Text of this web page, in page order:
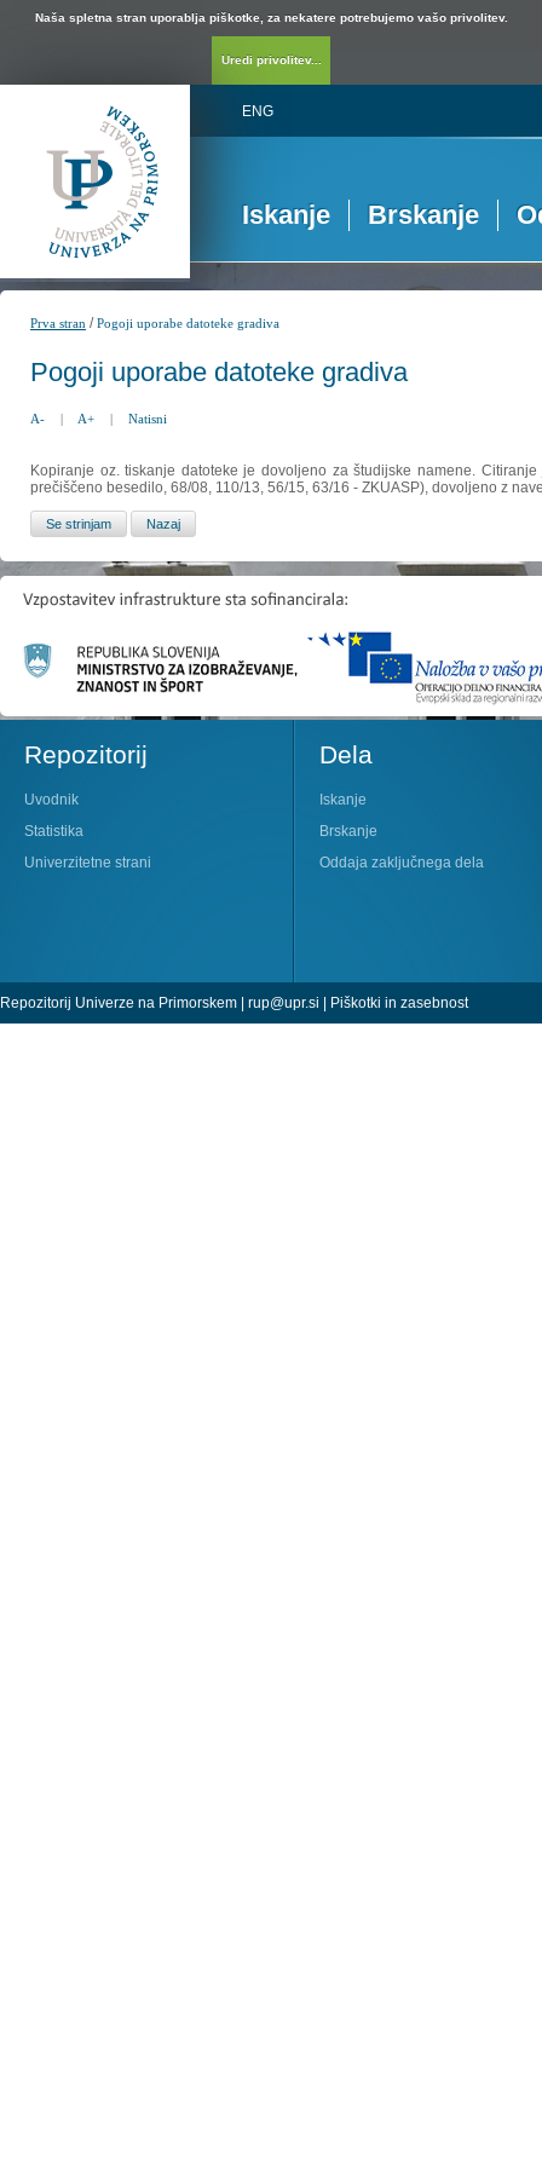
Naša spletna stran uporablja piškotke, za nekatere potrebujemo vašo privolitev.
Uredi privolitev...
ENG
Iskanje Brskanje
Prva stran /Pogoji uporabe datoteke gradiva
Pogoji uporabe datoteke gradiva
A- | A+ | Natisni
Kopiranje oz. tiskanje datoteke je dovoljeno za študijske namene.
prečiščeno besedilo, 68/08, 110/13, 56/15, 63/16 - ZKUASP), dovoljeno z
Repozitorij
Uvodnik
Statistika
Univerzitetne strani
Dela
Iskanje
Brskanje
Oddaja zaključnega dela
Repozitorij Univerze na Primorskem | rup@upr.si | Piškotki in zasebnost